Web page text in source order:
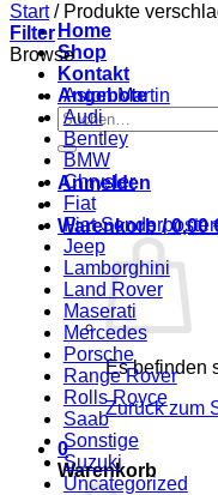
Home
Shop
Kontakt
Angebote
Suchen
nach:
Anmelden
Warenkorb /0,00
Es befinden
Zurück zum
0
Warenkorb
Start /Produkte
Filter
Browse
Aston Martin
Audi
Bentley
BMW
Chrysler
Fiat
Fiat
Jeep
Lamborghini
Land Rover
Maserati
Mercedes
Porsche
Range Rover
Rolls Royce
Saab
Sonstige
Suzuki
Uncategorized